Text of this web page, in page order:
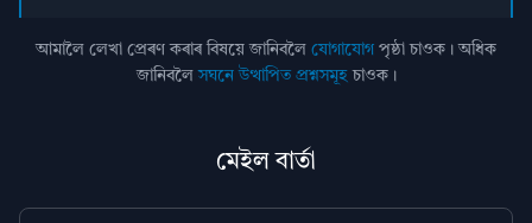
আমালৈ লেখা প্ৰেৰণ কৰাৰ বিষয়ে জানিবলৈ যোগাযোগ পৃষ্ঠা চাওক। অধিক
জানিবলৈসঘনে উত্থাপিত প্ৰশ্নসমূহচাওক।
মেইল বাৰ্তা